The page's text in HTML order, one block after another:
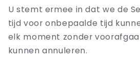
U stemt ermee in dat we de
tijd voor onbepaalde tijd
elk moment zonder
kunnen annuleren.